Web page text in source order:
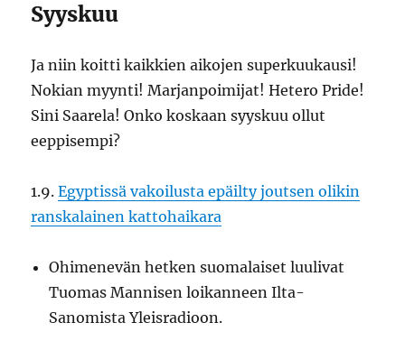
Syyskuu
Ja niin koitti kaikkien aikojen superkuukausi!
Nokian myynti! Marjanpoimijat! Hetero Pride!
Sini Saarela! Onko koskaan syyskuu ollut
eeppisempi?
1.9.Egyptissä vakoilusta epäilty joutsen olikin
ranskalainen kattohaikara
Ohimenevän hetken suomalaiset luulivat
Tuomas Mannisen loikanneen Ilta-
Sanomista Yleisradioon.